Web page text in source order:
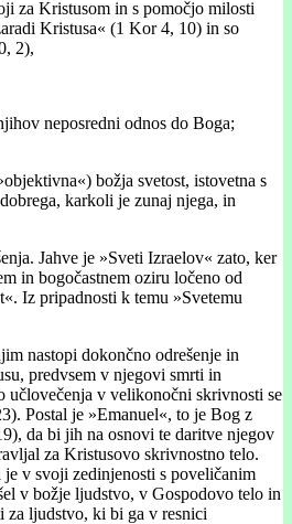
za Kristusom in s pomočjo milosti
Kristusa« (1 Kor 4, 10) in so
2),
neposredni odnos do Boga;
božja svetost, istovetna s
karkoli je zunaj njega, in
Jahve je »Sveti Izraelov« zato, ker
in bogočastnem oziru ločeno od
Iz pripadnosti k temu »Svetemu
nastopi dokončno odrešenje in
predvsem v njegovi smrti in
v velikonočni skrivnosti se
Postal je »Emanuel«, to je Bog z
da bi jih na osnovi te daritve njegov
za Kristusovo skrivnostno telo.
v svoji zedinjenosti s poveličanim
v božje ljudstvo, v Gospodovo telo in
za ljudstvo, ki bi ga v resnici